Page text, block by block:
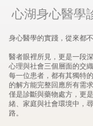
心湖身心醫學
身心醫學的實踐，從來都
醫者眼裡所見，更是一段
心理與社會三個層面的交織
每一位患者，都有其獨特
的解方能完整回應所有需
僅是診斷與藥物處方，更
緒、家庭與社會環境中，
路。